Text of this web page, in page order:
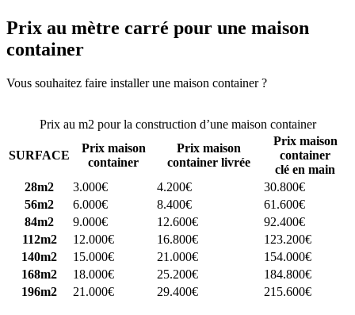
Prix au mètre carré pour une maison
container
Vous souhaitez faire installer une maison container ?
Prix au m2 pour la construction d’une maison container
SURFACE
Prix maison
container
Prix maison
container livrée
Prix maison
container
clé en main
28m2
3.000€ 4.200€
30.800€
56m2
6.000€ 8.400€
61.600€
84m2
9.000€ 12.600€
92.400€
112m2
12.000€ 16.800€
123.200€
140m2
15.000€ 21.000€
154.000€
168m2
18.000€ 25.200€
184.800€
196m2
21.000€ 29.400€ 215.600€